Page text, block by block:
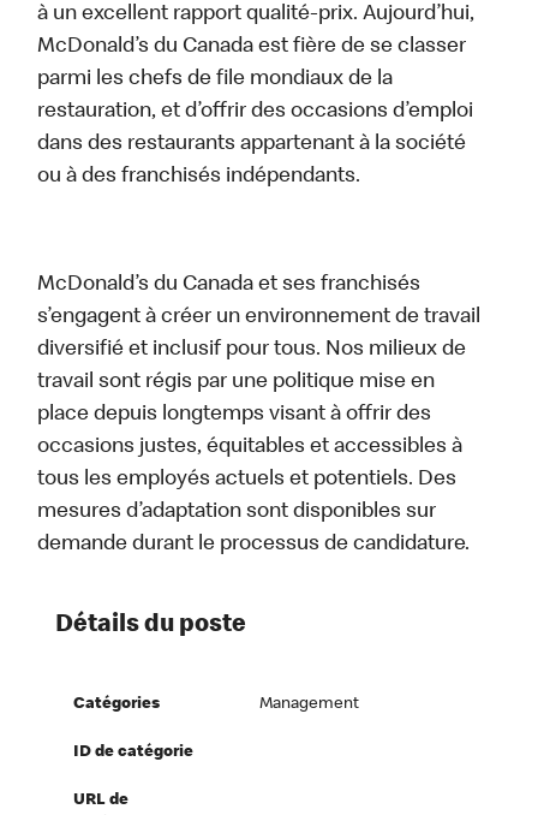
à un excellent rapport qualité-prix. Aujourd’hui,
McDonald’s du Canada est fière de se classer
parmi les chefs de file mondiaux de la
restauration, et d’offrir des occasions d’emploi
dans des restaurants appartenant à la société
ou à des franchisés indépendants.
McDonald’s du Canada et ses franchisés
s’engagent à créer un environnement de travail
diversifié et inclusif pour tous. Nos milieux de
travail sont régis par une politique mise en
place depuis longtemps visant à offrir des
occasions justes, équitables et accessibles à
tous les employés actuels et potentiels. Des
mesures d’adaptation sont disponibles sur
demande durant le processus de candidature.
Détails du poste
Catégories Management
ID de catégorie
URL de